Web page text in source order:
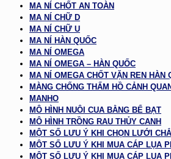
MA NÍ CHỐT AN TOÀN
MA NÍ CHỮ D
MA NÍ CHỮ U
MA NÍ HÀN QUỐC
MA NÍ OMEGA
MA NÍ OMEGA – HÀN QUỐC
MA NÍ OMEGA CHỐT VẶN REN HÀN
MÀNG CHỐNG THẤM HỒ CẢNH QUAN
MANHO
MÔ HÌNH NUÔI CUA BẰNG BỂ BẠT
MÔ HÌNH TRỒNG RAU THỦY CANH
MỘT SỐ LƯU Ý KHI CHỌN LƯỚI
MỘT SỐ LƯU Ý KHI MUA CÁP LỤA
MỘT SỐ LƯU Ý KHI MUA CÁP LỤA